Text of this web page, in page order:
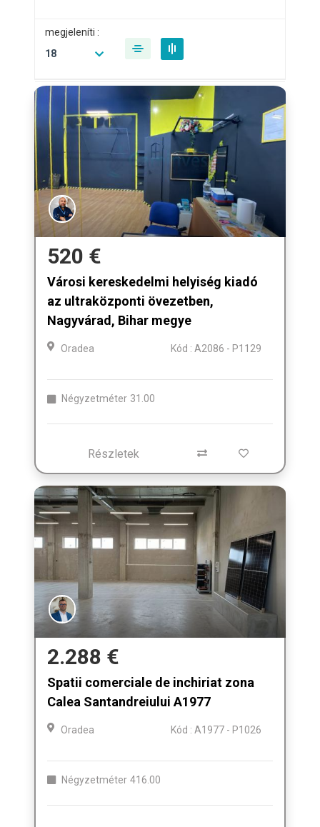
megjeleníti :
18
520 €
Városi kereskedelmi helyiség kiadó
az ultraközponti övezetben,
Nagyvárad, Bihar megye
Oradea Kód : A2086 - P1129
Négyzetméter 31.00
Részletek
2.288 €
Spatii comerciale de inchiriat zona
Calea Santandreiului A1977
Oradea Kód : A1977 - P1026
Négyzetméter 416.00